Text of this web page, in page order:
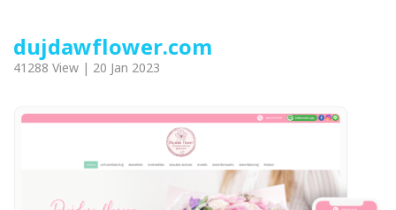
dujdawflower.com
41288 View | 20 Jan 2023